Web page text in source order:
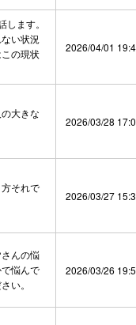
します。
い状況
の現状
2026/04/01
大きな
2026/03/28
方それで
2026/03/27
さんの悩
悩んで
い。
2026/03/26